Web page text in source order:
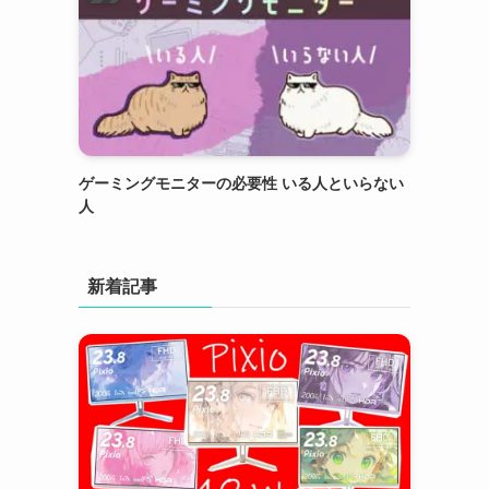
ゲーミングモニターの必要性 いる人といらない
人
新着記事